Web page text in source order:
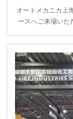
オートメカニカ上
ースへご来場いた